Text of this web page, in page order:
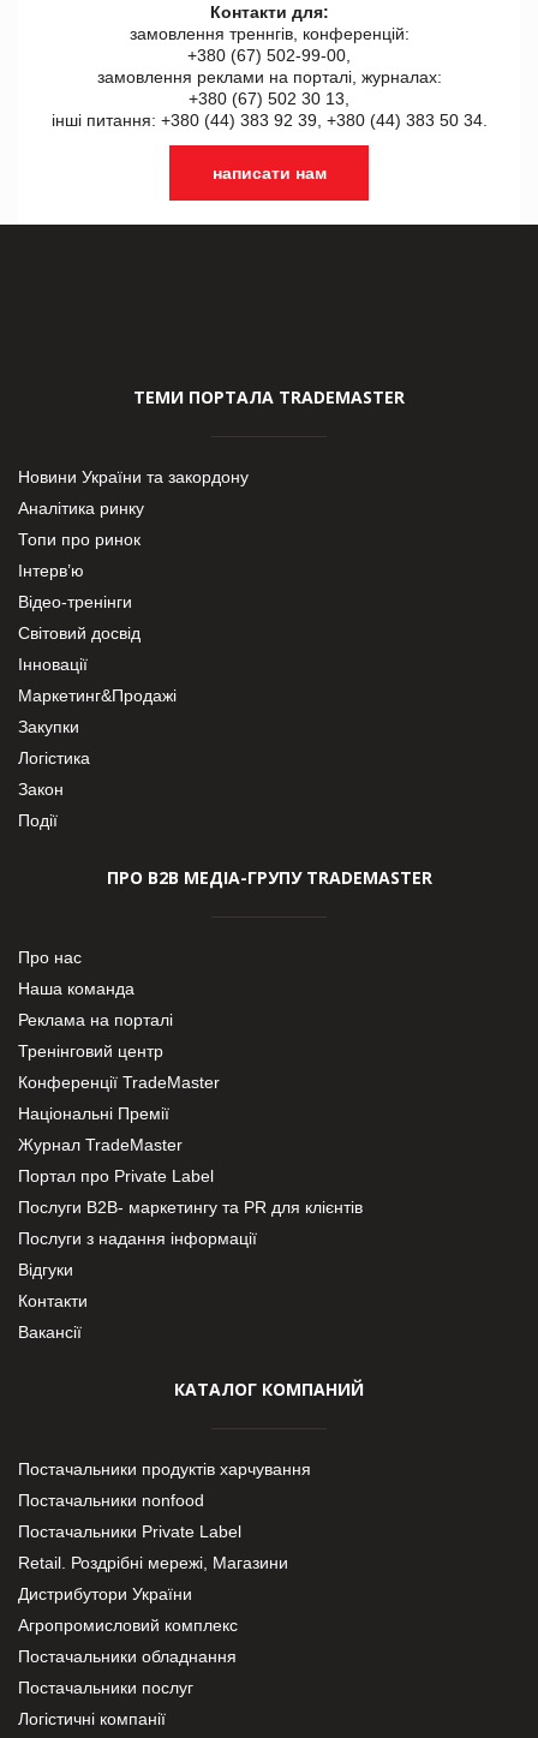
Контакти для:
замовлення треннгів, конференцій:
+380 (67) 502-99-00,
замовлення реклами на порталі, журналах:
+380 (67) 502 30 13,
інші питання: +380 (44) 383 92 39, +380 (44) 383 50 34.
написати нам
ТЕМИ ПОРТАЛА TRADEMASTER
Новини України та закордону
Аналітика ринку
Топи про ринок
Інтерв’ю
Відео-тренінги
Світовий досвід
Інновації
Маркетинг&Продажі
Закупки
Логістика
Закон
Події
ПРО В2В МЕДІА-ГРУПУ TRADEMASTER
Про нас
Наша команда
Реклама на порталі
Тренінговий центр
Конференції TradeMaster
Національні Премії
Журнал TradeMaster
Портал про Private Label
Послуги В2В- маркетингу та PR для клієнтів
Послуги з надання інформації
Відгуки
Контакти
Вакансії
КАТАЛОГ КОМПАНИЙ
Постачальники продуктів харчування
Постачальники nonfood
Постачальники Private Label
Retail. Роздрібні мережі, Магазини
Дистрибутори України
Агропромисловий комплекс
Постачальники обладнання
Постачальники послуг
Логістичні компанії